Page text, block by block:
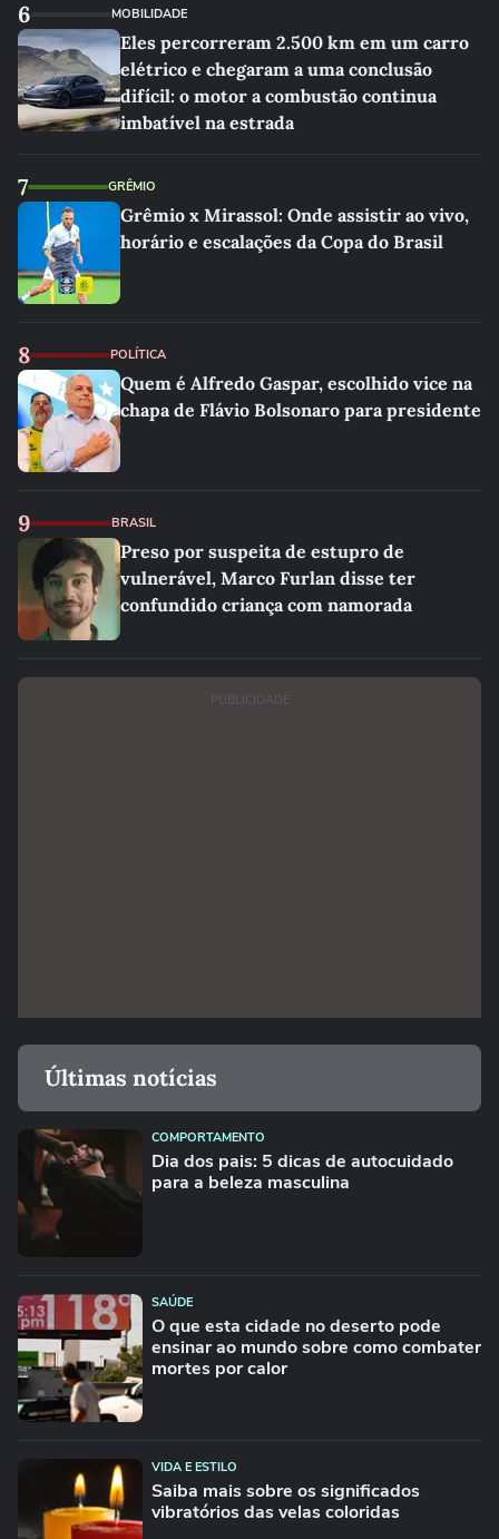
6 MOBILIDADE
Eles percorreram 2.500 km em um carro
elétrico e chegaram a uma conclusão
difícil: o motor a combustão continua
imbatível na estrada
7 GRÊMIO
Grêmio x Mirassol: Onde assistir ao vivo,
horário e escalações da Copa do Brasil
8 POLÍTICA
Quem é Alfredo Gaspar, escolhido vice na
chapa de Flávio Bolsonaro para presidente
9 BRASIL
Preso por suspeita de estupro de
vulnerável, Marco Furlan disse ter
confundido criança com namorada
PUBLICIDADE
Últimas notícias
COMPORTAMENTO
Dia dos pais: 5 dicas de autocuidado
para a beleza masculina
SAÚDE
O que esta cidade no deserto pode
ensinar ao mundo sobre como combater
mortes por calor
VIDA E ESTILO
Saiba mais sobre os significados
vibratórios das velas coloridas